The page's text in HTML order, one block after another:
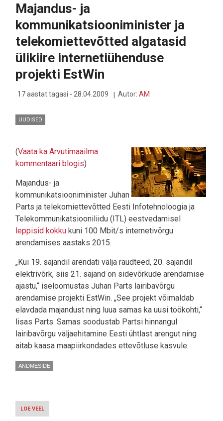
Majandus- ja
kommunikatsiooniminister ja
telekomiettevõtted algatasid
ülikiire internetiühenduse
projekti EstWin
17 aastat tagasi - 28.04.2009 Autor: AM
UUDISED
(Vaata ka Arvutimaailma
kommentaari blogis)
Majandus- ja
kommunikatsiooniminister Juhan
Parts ja telekomiettevõtted Eesti Infotehnoloogia ja
Telekommunikatsiooniliidu (ITL) eestvedamisel
leppisid kokku kuni 100 Mbit/s internetivõrgu
arendamises aastaks 2015.
„Kui 19. sajandil arendati välja raudteed, 20. sajandil
elektrivõrk, siis 21. sajand on sidevõrkude arendamise
ajastu,“ iseloomustas Juhan Parts lairibavõrgu
arendamise projekti EstWin. „See projekt võimaldab
elavdada majandust ning luua samas ka uusi töökohti,“
lisas Parts. Samas soodustab Partsi hinnangul
lairibavõrgu väljaehitamine Eesti ühtlast arengut ning
aitab kaasa maapiirkondades ettevõtluse kasvule.
ANDMESIDE
LOE VEEL
MAJANDUS-